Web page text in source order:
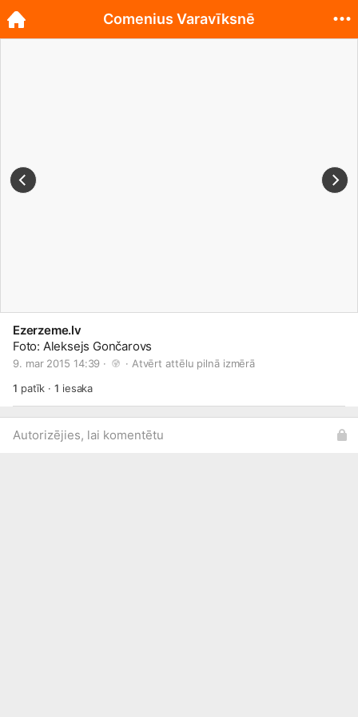
Ezerzeme.lv
Foto: Aleksejs Gončarovs
9. mar 2015 14:39 · · Atvērt attēlu pilnā izmērā
1 patīk ·1 iesaka
Autorizējies, lai komentētu
Comenius Varavīksnē